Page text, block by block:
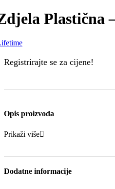
Plastična
Registrirajte se za cijene!
Opis proizvoda
Prikaži više
Dodatne informacije